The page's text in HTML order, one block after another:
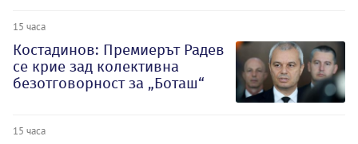
15 часа
Костадинов: Премиерът Радев
се крие зад колективна
безотговорност за „Боташ“
15 часа